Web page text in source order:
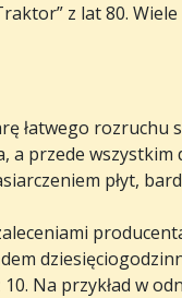
z lat 80.
łatwego rozruchu
a przede wszystkim
płyt,
Na przykład w